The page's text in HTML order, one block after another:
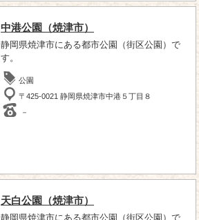
中港公園（焼津市）
静岡県焼津市にある都市公園（街区公園）で
す。
公園
〒425-0021 静岡県焼津市中港５丁目８
－
天白公園（焼津市）
静岡県焼津市にある都市公園（街区公園）で